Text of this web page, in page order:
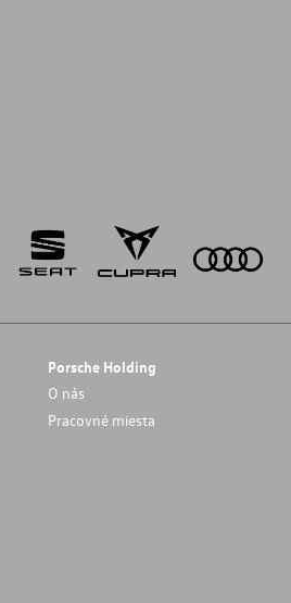
Porsche Holding
O nás
Pracovné miesta